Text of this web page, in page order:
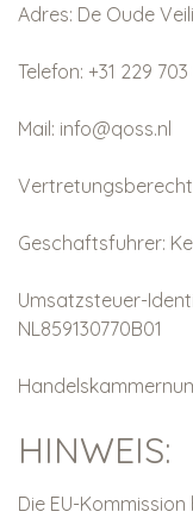
Adres: De Oude
Telefon: +31 229 703
Mail: info@qoss.nl
Geschaftsfuhrer:
Umsatzsteuer-
NL859130770B01
HINWEIS:
Die EU-